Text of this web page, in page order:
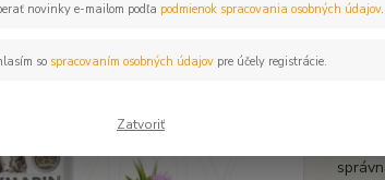
novinky e-mailom podľa podmienok spracovania osobných údajov.
so spracovaním osobných údajov pre účely registrácie.
Zatvoriť